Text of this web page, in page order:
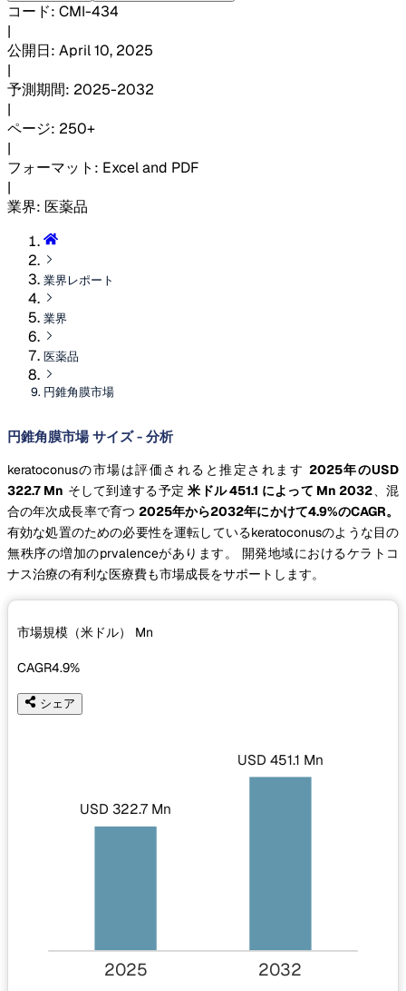
コード: CMI-434
|
公開日: April 10, 2025
|
予測期間: 2025-2032
|
ページ: 250+
|
フォーマット : Excel and PDF
|
業界: 医薬品
業界レポート
業界
医薬品
円錐角膜市場
円錐角膜市場 サイズ - 分析
keratoconusの市場は評価されると推定されます 2025年のUSD
322.7 Mn そして到達する予定米ドル 451.1 によって Mn 2032、混
合の年次成長率で育つ 2025年から2032年にかけて4.9%のCAGR。
有効な処置のための必要性を運転しているkeratoconusのような目の
無秩序の増加のprvalenceがあります。 開発地域におけるケラトコ
ナス治療の有利な医療費も市場成長をサポートします。
市場規模（米ドル） Mn
CAGR4.9%
シェア
USD 322.7 Mn
USD 451.1 Mn
2025 2032